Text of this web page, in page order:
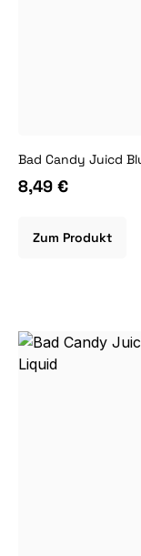
Bad Candy Juicd
8,49 €
Zum Produkt